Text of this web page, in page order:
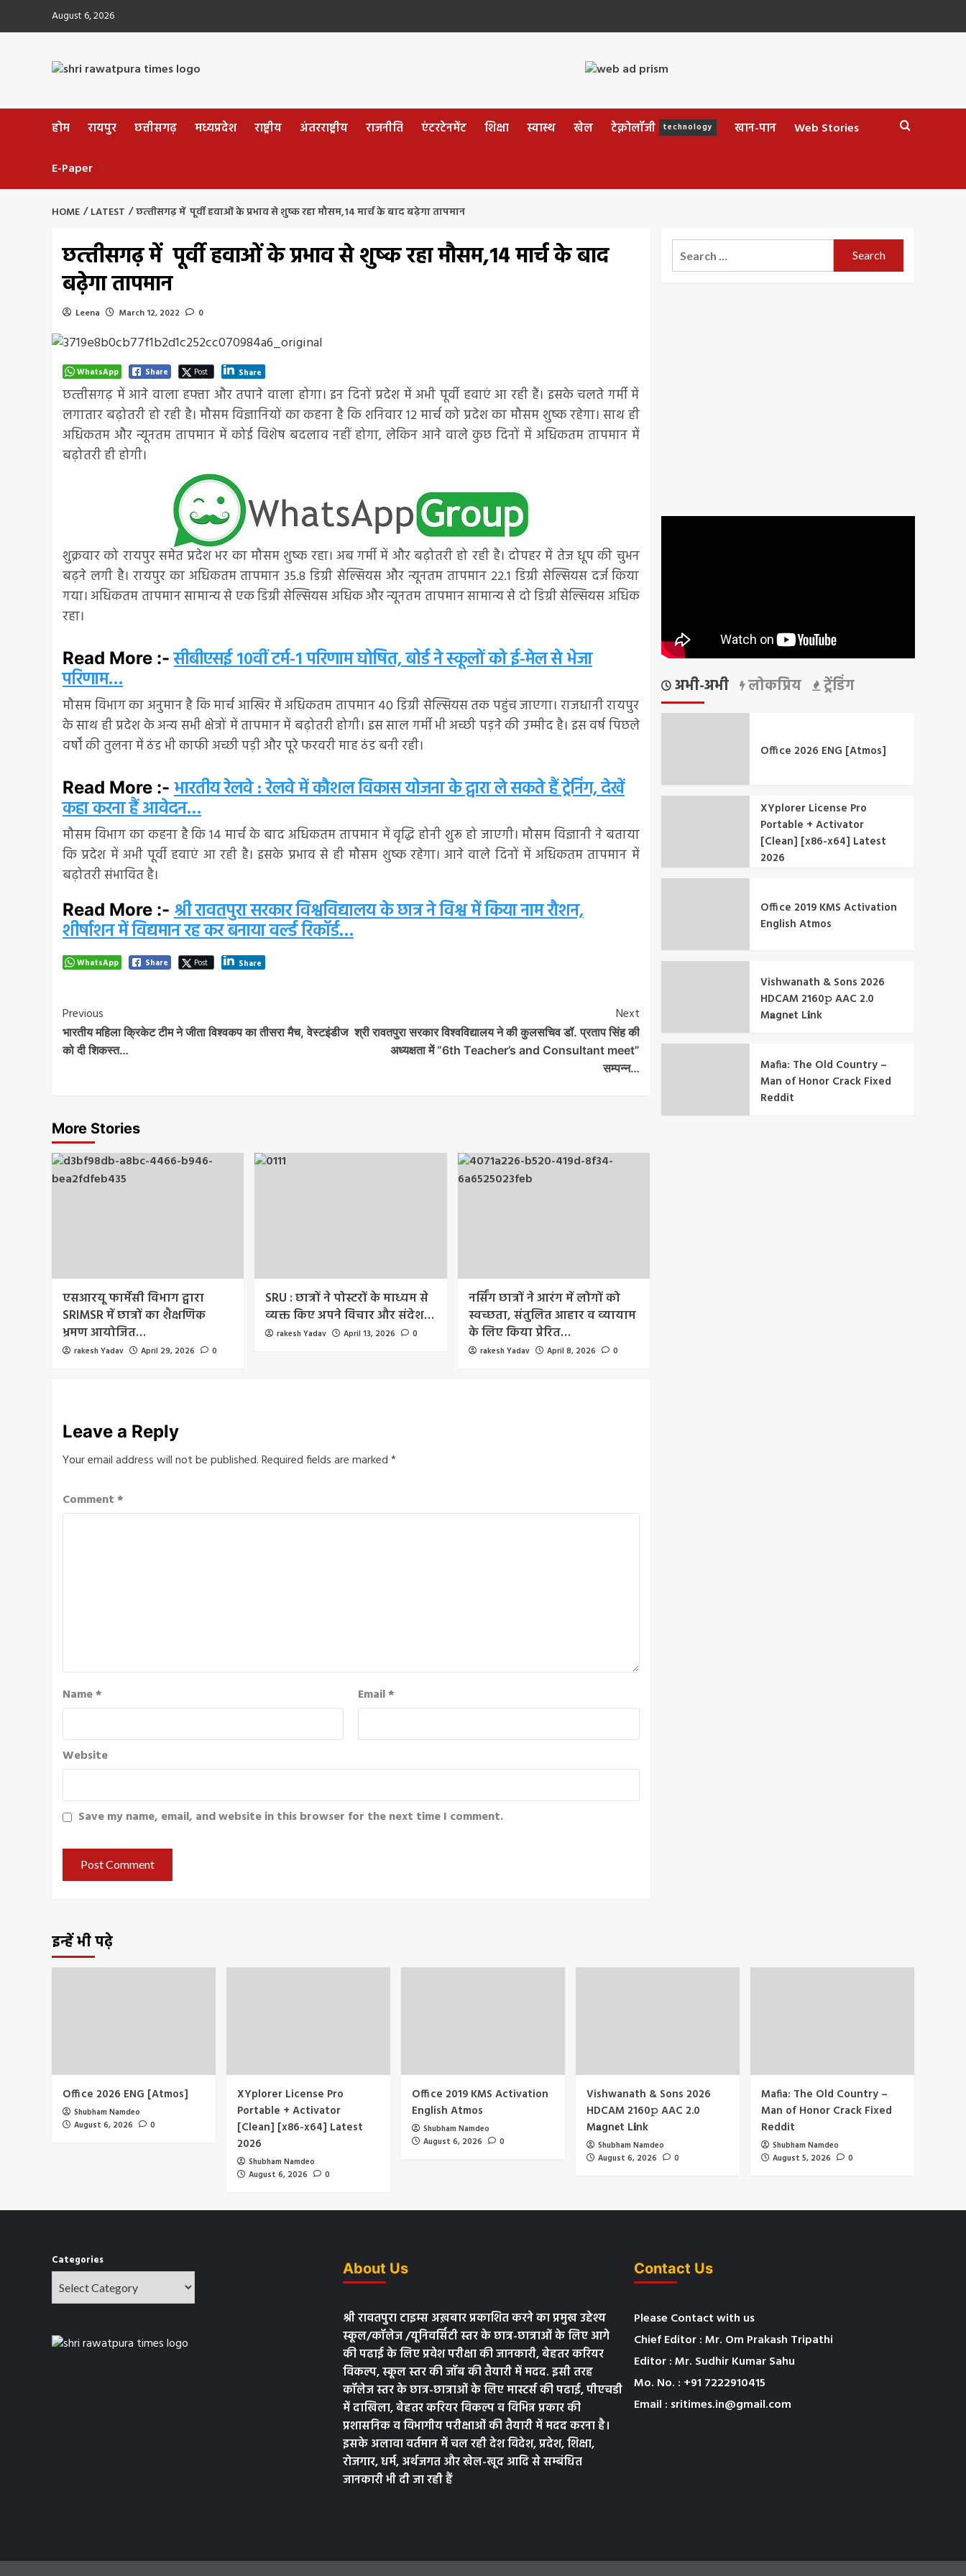
August 6, 2026
होम रायपुर छत्तीसगढ़ मध्यप्रदेश राष्ट्रीय अंतरराष्ट्रीय राजनीति एंटरटेनमेंट शिक्षा स्वास्थ खेल टेक्नोलॉजी technology खान-पान Web Stories
E-Paper
HOME LATEST छत्‍तीसगढ़ में पूर्वी हवाओं के प्रभाव से शुष्क रहा मौसम,14 मार्च के बाद बढ़ेगा तापमान
छत्‍तीसगढ़ में पूर्वी हवाओं के प्रभाव से शुष्क रहा मौसम,14 मार्च के बाद
बढ़ेगा तापमान
Leena March 12, 2022 0
WhatsApp Share Post Share
छत्‍तीसगढ़ में आने वाला हफ्ता और तपाने वाला होगा। इन दिनों प्रदेश में अभी पूर्वी हवाएं आ रही हैं। इसके चलते गर्मी में
लगातार बढ़ोतरी हो रही है। मौसम विज्ञानियों का कहना है कि शनिवार 12 मार्च को प्रदेश का मौसम शुष्क रहेगा। साथ ही
अधिकतम और न्यूनतम तापमान में कोई विशेष बदलाव नहीं होगा, लेकिन आने वाले कुछ दिनों में अधिकतम तापमान में
बढ़ोतरी ही होगी।
शुक्रवार को रायपुर समेत प्रदेश भर का मौसम शुष्क रहा। अब गर्मी में और बढ़ोतरी हो रही है। दोपहर में तेज धूप की चुभन
बढ़ने लगी है। रायपुर का अधिकतम तापमान 35.8 डिग्री सेल्सियस और न्यूनतम तापमान 22.1 डिग्री सेल्सियस दर्ज किया
गया। अधिकतम तापमान सामान्य से एक डिग्री सेल्सियस अधिक और न्यूनतम तापमान सामान्य से दो डिग्री सेल्सियस अधिक
रहा।
Read More :-सीबीएसई 10वीं टर्म-1 परिणाम घोषित, बोर्ड ने स्कूलों को ई-मेल से भेजा
परिणाम…
मौसम विभाग का अनुमान है कि मार्च आखिर में अधिकतम तापमान 40 डिग्री सेल्सियस तक पहुंच जाएगा। राजधानी रायपुर
के साथ ही प्रदेश के अन्य सभी क्षेत्रों में तापमान में बढ़ोतरी होगी। इस साल गर्मी भी अच्छी पड़ने की उम्मीद है। इस वर्ष पिछले
वर्षों की तुलना में ठंड भी काफी अच्छी पड़ी और पूरे फरवरी माह ठंड बनी रही।
Read More :- भारतीय रेलवे : रेलवे में कौशल विकास योजना के द्वारा ले सकते हैं ट्रेनिंग, देखें
कहा करना हैं आवेदन…
मौसम विभाग का कहना है कि 14 मार्च के बाद अधिकतम तापमान में वृद्धि होनी शुरू हो जाएगी। मौसम विज्ञानी ने बताया
कि प्रदेश में अभी पूर्वी हवाएं आ रही है। इसके प्रभाव से ही मौसम शुष्क रहेगा। आने वाले दिनों में अधिकतम तापमान में
बढ़ोतरी संभावित है।
Read More :- श्री रावतपुरा सरकार विश्वविद्यालय के छात्र ने विश्व में किया नाम रौशन,
शीर्षाशन में विद्यमान रह कर बनाया वर्ल्ड रिकॉर्ड…
WhatsApp Share Post Share
Post
Navigation
Previous
भारतीय महिला क्रिकेट टीम ने जीता विश्वकप का तीसरा मैच, वेस्टइंडीज
को दी शिकस्त…
Next
श्री रावतपुरा सरकार विश्वविद्यालय ने की कुलसचिव डॉ. प्रताप सिंह की
अध्यक्षता में “6th Teacher’s and Consultant meet”
सम्पन्न…
More Stories
एसआरयू फार्मेसी विभाग द्वारा
SRIMSR में छात्रों का शैक्षणिक
भ्रमण आयोजित…
rakesh Yadav April 29, 2026 0
SRU : छात्रों ने पोस्टरों के माध्यम से
व्यक्त किए अपने विचार और संदेश…
rakesh Yadav April 13, 2026 0
नर्सिंग छात्रों ने आरंग में लोगों को
स्वच्छता, संतुलित आहार व व्यायाम
के लिए किया प्रेरित…
rakesh Yadav April 8, 2026 0
Leave a Reply
Your email address will not be published.Required fields are marked*
Comment*
Name* Email*
Website
Save my name, email, and website in this browser for the next time I comment.
for:
अभी-अभी लोकप्रिय ट्रेंडिंग
Office 2026 ENG [Atmos]
XYplorer License Pro
Portable + Activator
[Clean] [x86-x64] Latest
2026
Office 2019 KMS Activation
English Atmos
Vishwanath & Sons 2026
HDCAM 2160𝚙 AAC 2.0
M𝐚gn𝐞t L𝐢nk
Mafia: The Old Country –
Man of Honor Crack Fixed
Reddit
इन्हें भी पढ़े
Office 2026 ENG [Atmos]
Shubham Namdeo
August 6, 2026
0
XYplorer License Pro
Portable + Activator
[Clean] [x86-x64] Latest
2026
Shubham Namdeo
August 6, 2026
0
Office 2019 KMS Activation
English Atmos
Shubham Namdeo
August 6, 2026
0
Vishwanath & Sons 2026
HDCAM 2160𝚙 AAC 2.0
M𝐚gn𝐞t L𝐢nk
Shubham Namdeo
August 6, 2026
0
Mafia: The Old Country –
Man of Honor Crack Fixed
Reddit
Shubham Namdeo
August 5, 2026
0
Categories About Us
श्री रावतपुरा टाइम्स अख़बार प्रकाशित करने का प्रमुख उद्देश्य
स्कूल/कॉलेज /यूनिवर्सिटी स्तर के छात्र-छात्राओं के लिए आगे
की पढाई के लिए प्रवेश परीक्षा की जानकारी, बेहतर करियर
विकल्प, स्कूल स्तर की जॉब की तैयारी में मदद. इसी तरह
कॉलेज स्तर के छात्र-छात्राओं के लिए मास्टर्स की पढाई, पीएचडी
में दाखिला, बेहतर करियर विकल्प व विभिन्न प्रकार की
प्रशासनिक व विभागीय परीक्षाओं की तैयारी में मदद करना है।
इसके अलावा वर्तमान में चल रही देश विदेश, प्रदेश, शिक्षा,
रोजगार, धर्म, अर्थजगत और खेल-खूद आदि से सम्बंधित
जानकारी भी दी जा रही हैं
Contact Us
Please Contact with us
Chief Editor : Mr. Om Prakash Tripathi
Editor : Mr. Sudhir Kumar Sahu
Mo. No. : +91 7222910415
Email : sritimes.in@gmail.com